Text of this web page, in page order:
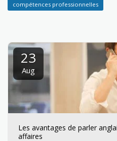
compétences professionnelles
23
Aug
Les avantages de parler
affaires